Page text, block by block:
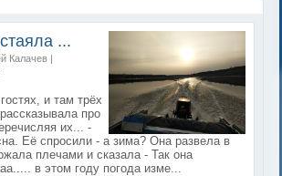
...
Калачев |
и там трёх
про
их... -
Её спросили - а зима? Она развела в
плечами и сказала - Так она
в этом году погода изме...